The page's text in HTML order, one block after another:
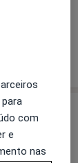
com
e
nas